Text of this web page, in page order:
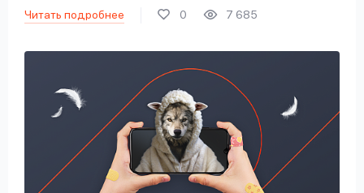
Читать подробнее 0 7 685